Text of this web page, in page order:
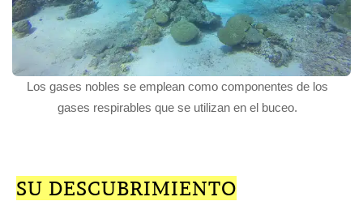
Los gases nobles se emplean como componentes de los
gases respirables que se utilizan en el buceo.
SU DESCUBRIMIENTO